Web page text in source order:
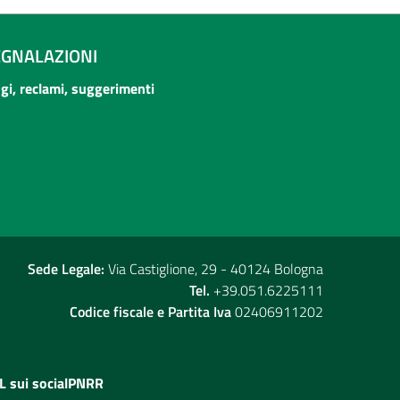
reclami, suggerimenti
Sede Legale: Via Castiglione, 29 - 40124 Bologna
Tel. +39.051.6225111
Codice fiscale e Partita Iva02406911202
sui socialPNRR